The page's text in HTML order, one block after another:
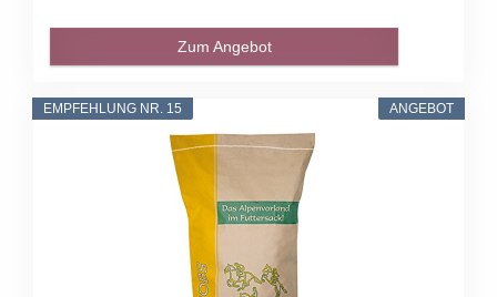
Zum Angebot
ANGEBOT
EMPFEHLUNG NR. 15